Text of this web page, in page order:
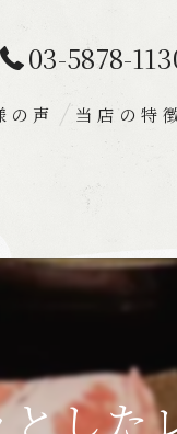
03-5878-
の声 当店の特
豚肉
ディナー
梅出汁
とし